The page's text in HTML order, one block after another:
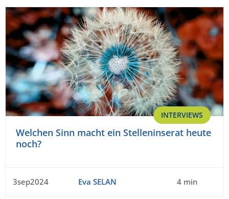
INTERVIEWS
Welchen Sinn macht ein Stelleninserat heute
noch?
3sep2024 Eva SELAN 4 min